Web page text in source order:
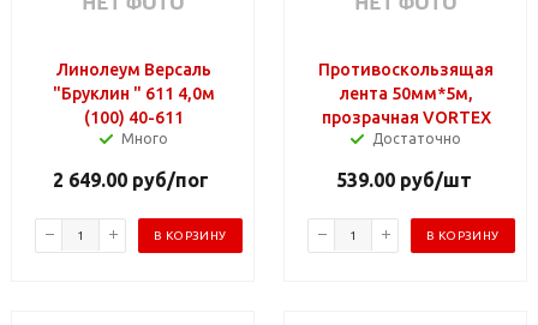
Линолеум Версаль
"Бруклин " 611 4,0м
(100) 40-611
Много
2 649.00 руб/пог
В КОРЗИНУ
Противоскользящая
лента 50мм*5м,
прозрачная VORTEX
Достаточно
539.00руб/шт
В КОРЗИНУ